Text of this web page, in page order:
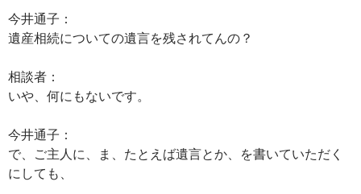
今井通子：
遺産相続についての遺言を残されてんの？
相談者：
いや、何にもないです。
今井通子：
で、ご主人に、ま、たとえば遺言とか、を書いていただく
にしても、